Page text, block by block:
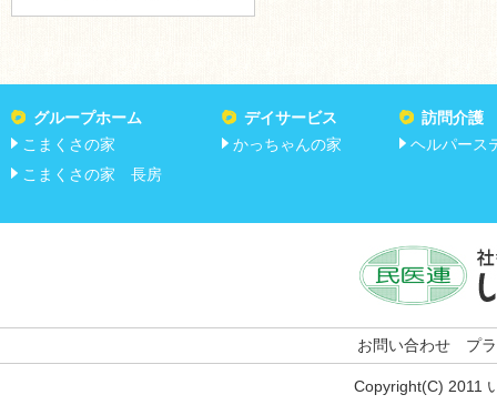
グループホーム
こまくさの家
こまくさの家 長房
デイサービス
かっちゃんの家
訪問介護
ヘルパース
お問い合わせ プ
Copyright(C) 2011